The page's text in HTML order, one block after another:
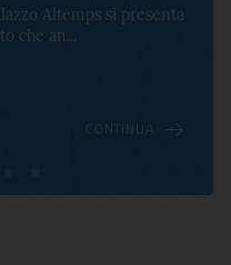
Altemps si presenta
che an...
CONTINUA